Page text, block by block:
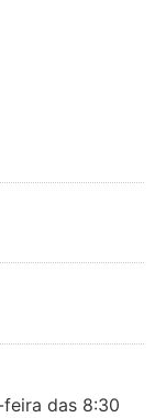
das 8:30